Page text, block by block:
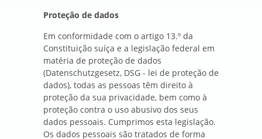
Proteção de dados
Em conformidade com o artigo 13.º da
Constituição suíça e a legislação federal em
matéria de proteção de dados
(Datenschutzgesetz, DSG - lei de proteção de
dados), todas as pessoas têm direito à
proteção da sua privacidade, bem como à
proteção contra o uso abusivo dos seus
dados pessoais. Cumprimos esta legislação.
Os dados pessoais são tratados de forma